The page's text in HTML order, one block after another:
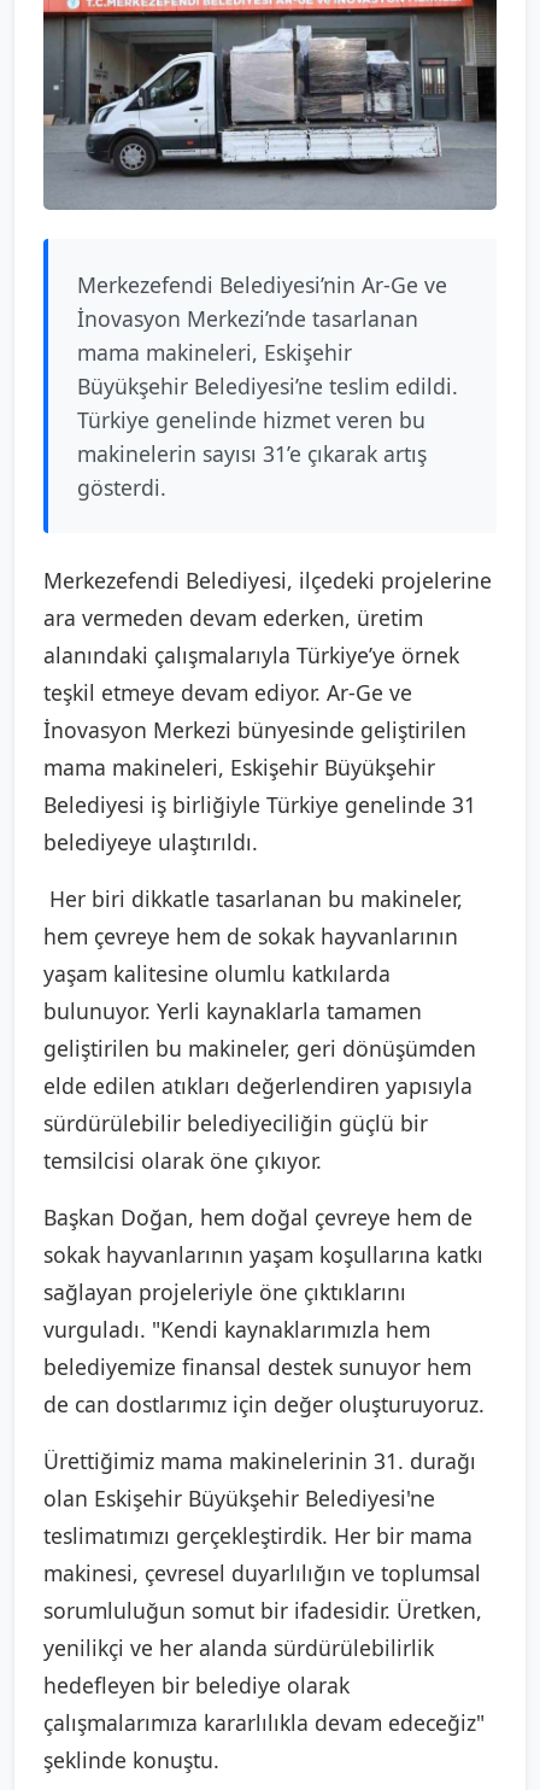
Merkezefendi Belediyesi’nin Ar-Ge ve
İnovasyon Merkezi’nde tasarlanan
mama makineleri, Eskişehir
Büyükşehir Belediyesi’ne teslim edildi.
Türkiye genelinde hizmet veren bu
makinelerin sayısı 31’e çıkarak artış
gösterdi.
Merkezefendi Belediyesi, ilçedeki projelerine
ara vermeden devam ederken, üretim
alanındaki çalışmalarıyla Türkiye’ye örnek
teşkil etmeye devam ediyor. Ar-Ge ve
İnovasyon Merkezi bünyesinde geliştirilen
mama makineleri, Eskişehir Büyükşehir
Belediyesi iş birliğiyle Türkiye genelinde 31
belediyeye ulaştırıldı.
Her biri dikkatle tasarlanan bu makineler,
hem çevreye hem de sokak hayvanlarının
yaşam kalitesine olumlu katkılarda
bulunuyor. Yerli kaynaklarla tamamen
geliştirilen bu makineler, geri dönüşümden
elde edilen atıkları değerlendiren yapısıyla
sürdürülebilir belediyeciliğin güçlü bir
temsilcisi olarak öne çıkıyor.
Başkan Doğan, hem doğal çevreye hem de
sokak hayvanlarının yaşam koşullarına katkı
sağlayan projeleriyle öne çıktıklarını
vurguladı. "Kendi kaynaklarımızla hem
belediyemize finansal destek sunuyor hem
de can dostlarımız için değer oluşturuyoruz.
Ürettiğimiz mama makinelerinin 31. durağı
olan Eskişehir Büyükşehir Belediyesi'ne
teslimatımızı gerçekleştirdik. Her bir mama
makinesi, çevresel duyarlılığın ve toplumsal
sorumluluğun somut bir ifadesidir. Üretken,
yenilikçi ve her alanda sürdürülebilirlik
hedefleyen bir belediye olarak
çalışmalarımıza kararlılıkla devam edeceğiz"
şeklinde konuştu.